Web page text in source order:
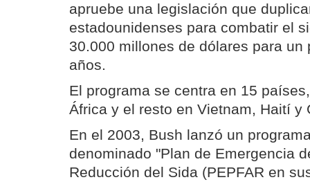
apruebe una legislación que
estadounidenses para combatir el
30.000 millones de dólares para un
años.
El programa se centra en 15
África y el resto en Vietnam, Haití y
En el 2003, Bush lanzó un
denominado "Plan de Emergencia
Reducción del Sida (PEPFAR en